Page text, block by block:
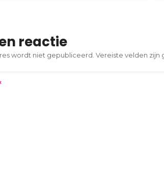
reactie
wordt niet gepubliceerd. Vereiste velden